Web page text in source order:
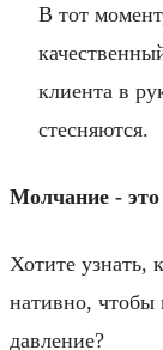
В тот
клиента в
стесняются.
Молчание - это
Хотите узнать,
нативно, чтобы
давление?